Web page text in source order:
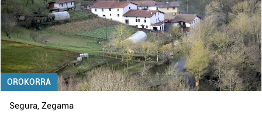
OROKORRA
Segura,Zegama